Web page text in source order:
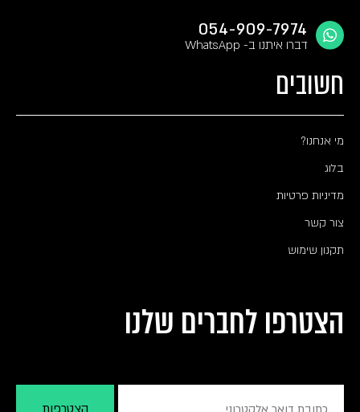
054-909-7974
דברו איתנו ב- WhatsApp
חשובים
מי אנחנו?
בלוג
מדיניות פרטיות
צור קשר
תקנון שימוש
הצטרפו לחברים שלנו